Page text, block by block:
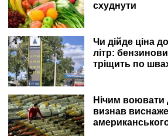
схуднути
Чи дійде ціна
літр:
тріщить по
Нічим воювати
визнав